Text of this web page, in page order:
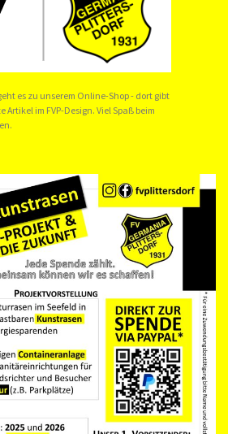
es zu unserem Online-Shop- dort gibt
Artikel im FVP-Design. Viel Spaß beim